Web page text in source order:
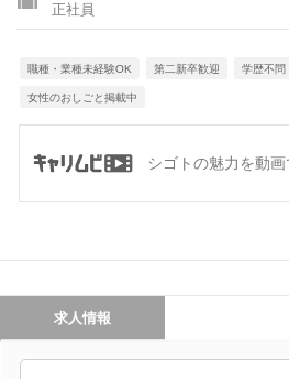
正社員
職種・業種未経験OK 第二新卒歓迎 学歴不問
女性のおしごと掲載中
シゴトの魅力を動画
求人情報